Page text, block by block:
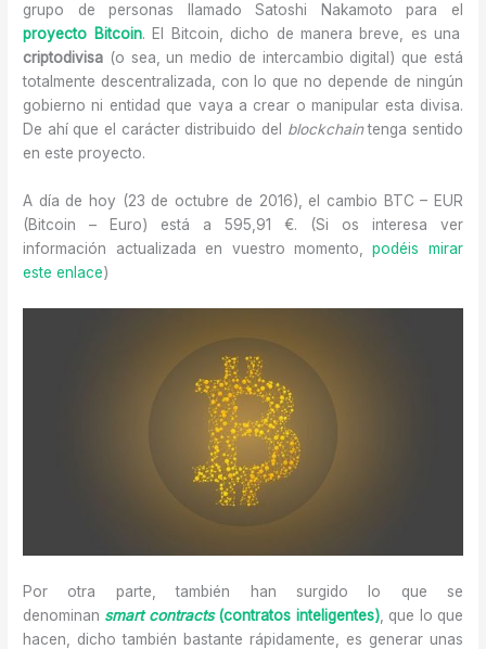
grupo de personas llamado Satoshi Nakamoto para el
proyecto Bitcoin. El Bitcoin, dicho de manera breve, es una
criptodivisa (o sea, un medio de intercambio digital) que está
totalmente descentralizada, con lo que no depende de ningún
gobierno ni entidad que vaya a crear o manipular esta divisa.
De ahí que el carácter distribuido del blockchaintenga sentido
en este proyecto.
A día de hoy (23 de octubre de 2016), el cambio BTC – EUR
(Bitcoin – Euro) está a 595,91 €. (Si os interesa ver
información actualizada en vuestro momento,podéis mirar
este enlace)
Por otra parte, también han surgido lo que se
denominan smart contracts (contratos inteligentes), que lo que
hacen, dicho también bastante rápidamente, es generar unas